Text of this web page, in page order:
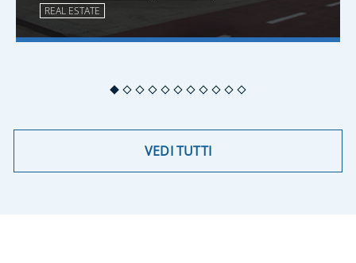
REAL ESTATE
VEDI TUTTI